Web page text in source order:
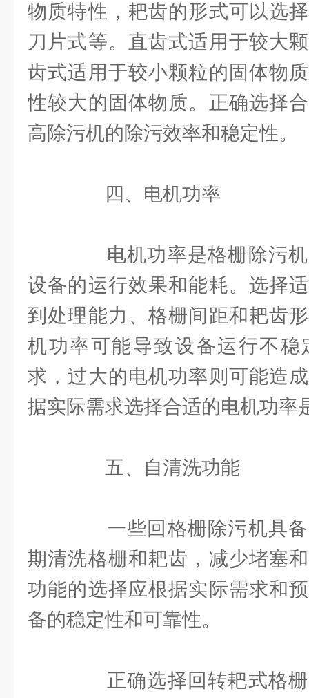
物质特性，耙齿的形式可以选
刀片式等。直齿式适用于较大
齿式适用于较小颗粒的固体物
性较大的固体物质。正确选择
高除污机的除污效率和稳定性。
四、电机功率
电机功率是格栅除污机
设备的运行效果和能耗。选择
到处理能力、格栅间距和耙齿
机功率可能导致设备运行不稳
求，过大的电机功率则可能造
据实际需求选择合适的电机功率
五、自清洗功能
一些回格栅除污机具备
期清洗格栅和耙齿，减少堵塞
功能的选择应根据实际需求和
备的稳定性和可靠性。
正确选择回转耙式格栅